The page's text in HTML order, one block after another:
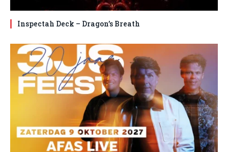
Inspectah Deck – Dragon’s Breath